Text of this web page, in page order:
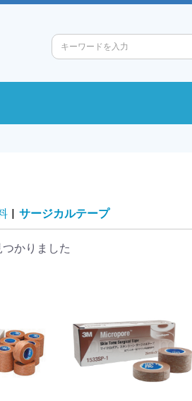
| サージカルテープ
かりました